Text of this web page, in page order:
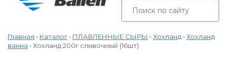
Главная • Каталог • ПЛАВЛЕННЫЕ СЫРЫ • Хохланд • Хохланд
ванна • Хохланд 200г сливочный (16шт)